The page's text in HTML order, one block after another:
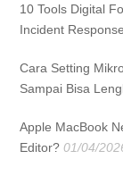
10 Tools Digital
Incident
Cara Setting
Sampai Bisa
Apple MacBook
Editor? 01/04/